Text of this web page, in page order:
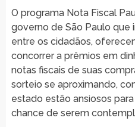
O programa Nota Fiscal
governo de São Paulo que
entre os cidadãos,
concorrer a prêmios em
notas fiscais de suas
sorteio se aproximando,
estado estão ansiosos
chance de serem